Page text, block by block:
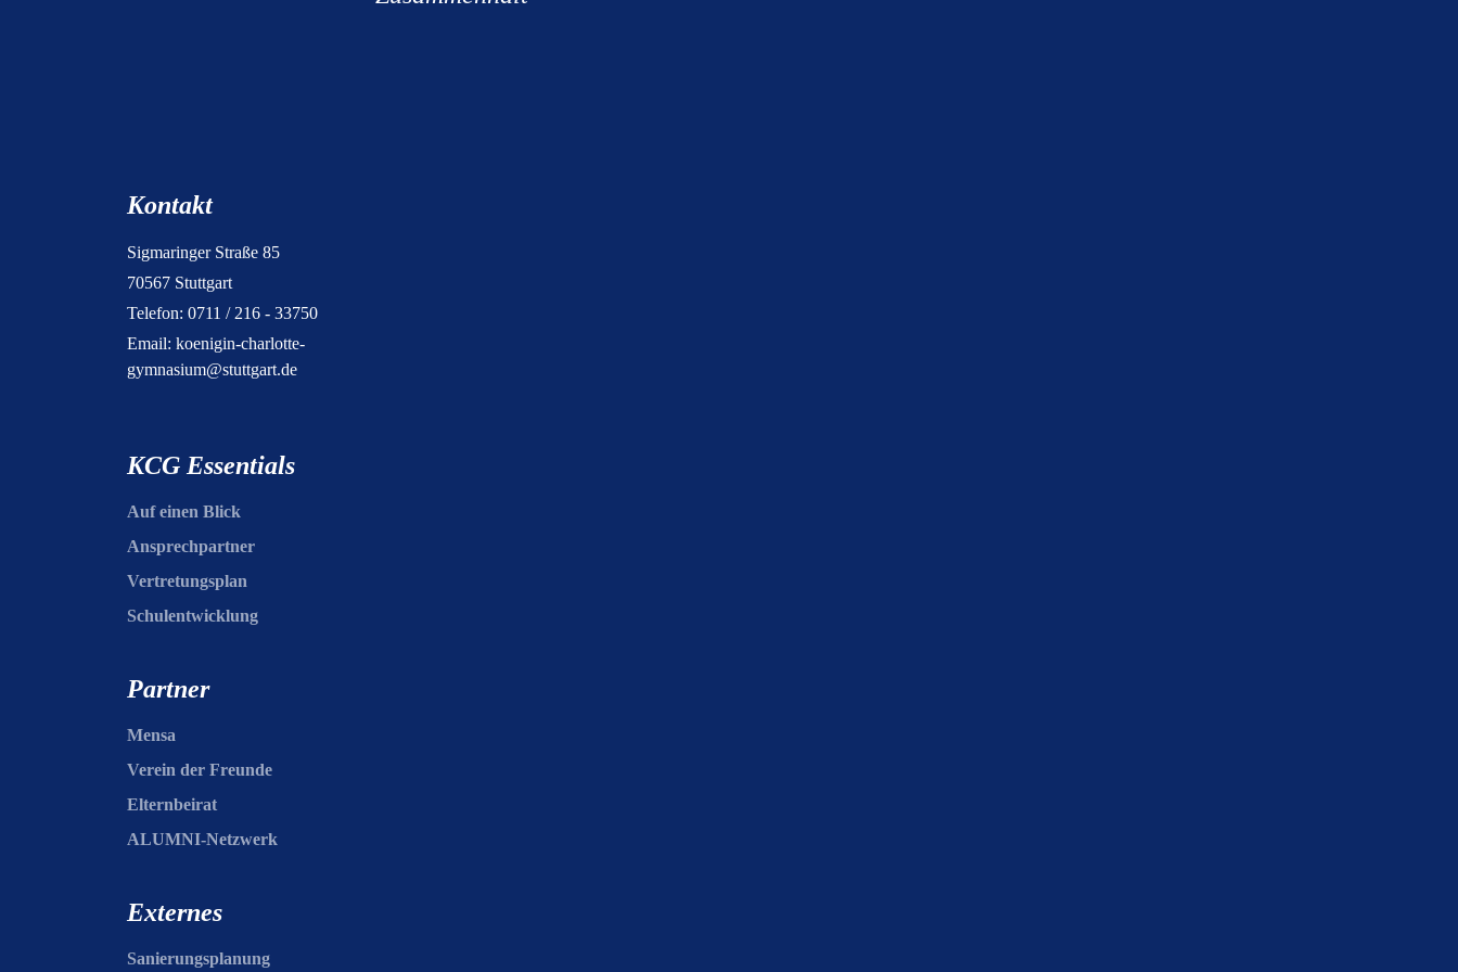
Kontakt
Sigmaringer Straße 85
70567 Stuttgart
Telefon: 0711 / 216 - 33750
Email: koenigin-charlotte-
gymnasium@stuttgart.de
KCG Essentials
Auf einen Blick
Ansprechpartner
Vertretungsplan
Schulentwicklung
Partner
Mensa
Verein der Freunde
Elternbeirat
ALUMNI-Netzwerk
Externes
Sanierungsplanung